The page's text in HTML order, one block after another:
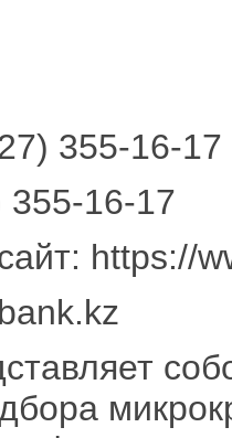
355-16-17
16-17
https://